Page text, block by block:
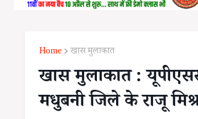
Home खास मुलाकात
खास मुलाकात :
मधुबनी जिले के राजू